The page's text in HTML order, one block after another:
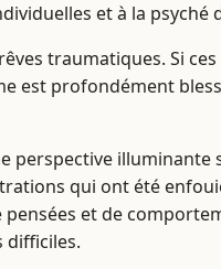
et à la psyché
traumatiques. Si
est profondément
perspective illuminante
qui ont été
et de
difficiles.